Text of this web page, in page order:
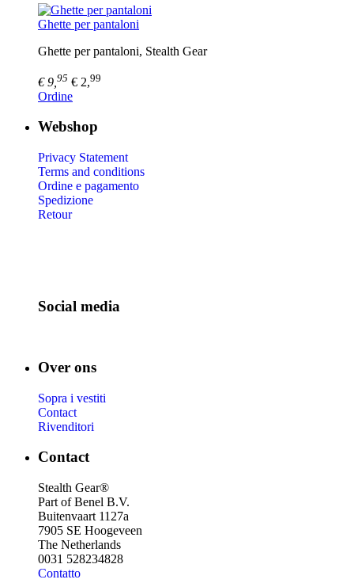
Ghette per pantaloni
Ghette per pantaloni, Stealth Gear
€ 9, 95 € 2,99
Ordine
Webshop
Privacy Statement
Terms and conditions
Ordine e pagamento
Spedizione
Retour
Social media
Over ons
Sopra i vestiti
Contact
Rivenditori
Contact
Stealth Gear®
Part of Benel B.V.
Buitenvaart 1127a
7905 SE Hoogeveen
The Netherlands
0031 528234828
Contatto